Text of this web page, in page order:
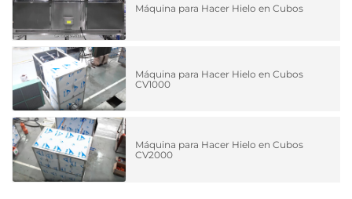
Máquina para Hacer Hielo en Cubos
Máquina para Hacer Hielo en Cubos
CV1000
Máquina para Hacer Hielo en Cubos
CV2000